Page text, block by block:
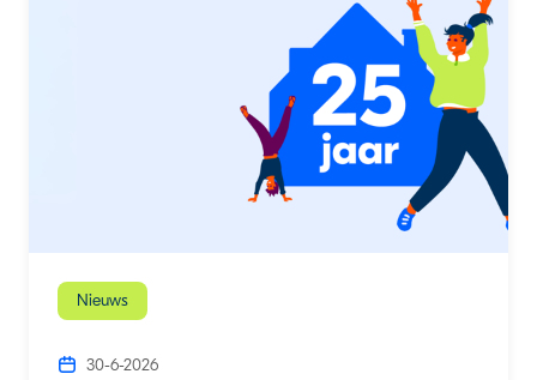
Nieuws
30-6-2026